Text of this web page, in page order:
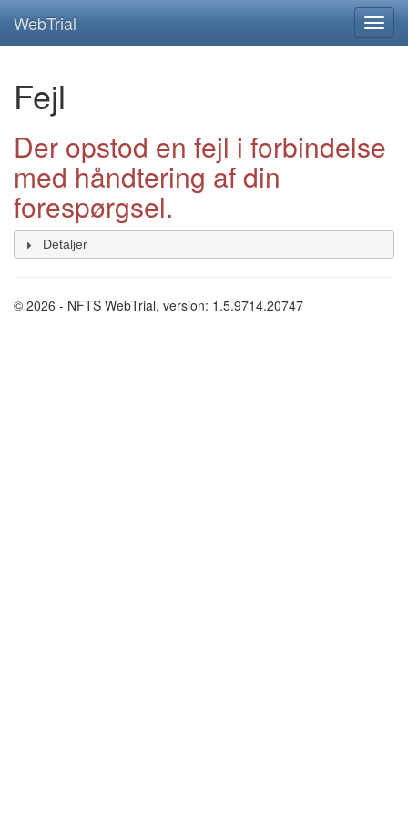
WebTrial
Fejl
Der opstod en fejl i forbindelse
med håndtering af din
forespørgsel.
Detaljer
© 2026 - NFTS WebTrial, version: 1.5.9714.20747